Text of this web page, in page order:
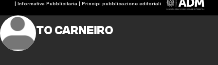
| Informativa Pubblicitaria | Principi pubblicazione editoriali
TO CARNEIRO